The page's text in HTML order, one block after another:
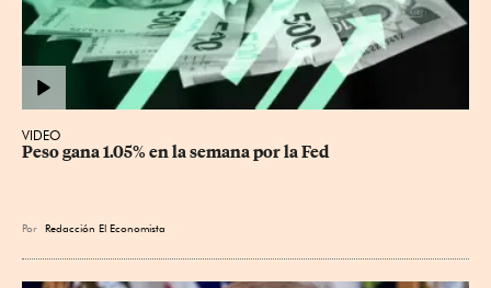
VIDEO
Peso gana 1.05% en la semana por la Fed
Por Redacción El Economista